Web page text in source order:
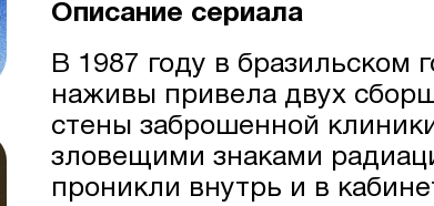
Описание сериала
В 1987 году в бразильском
наживы привела двух
стены заброшенной
зловещими знаками
проникли внутрь и в